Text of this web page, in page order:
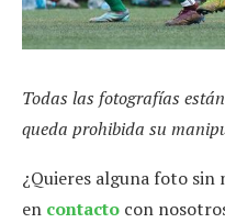
Todas las fotografías
queda prohibida su
¿Quieres alguna foto sin
en contacto con